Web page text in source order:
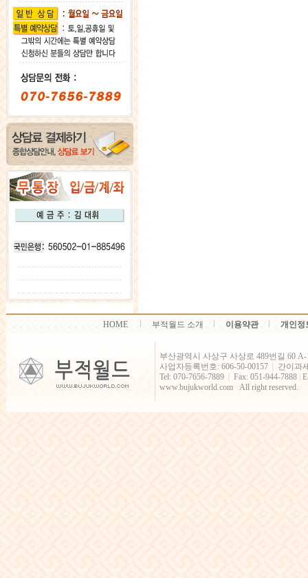
HOME 부적월드 소개 이용약관 개인정
부산광역시 사상구 사상로 489번길 60
사업자등록번호: 606-50-00157
간이과
Tel: 070-7656-7889
Fax: 051-944-7888
www.bujukworld.com All right reserved.